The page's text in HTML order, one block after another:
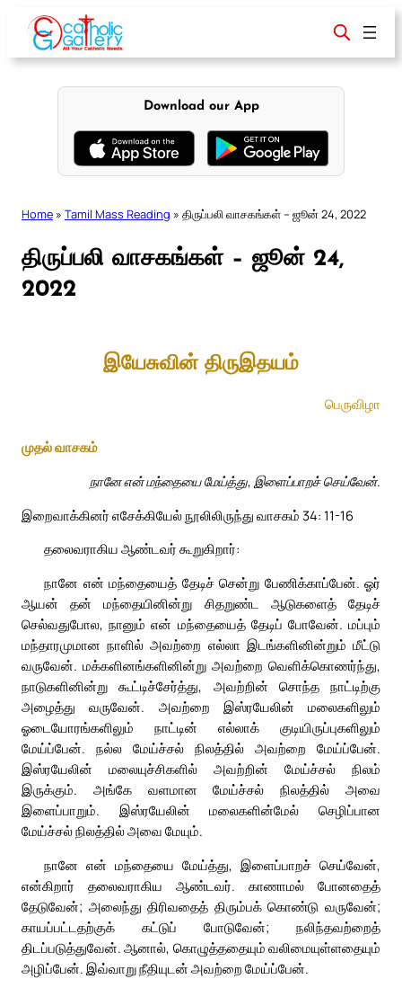
content
Download our App
Home » Tamil Mass Reading » திருப்பலி வாசகங்கள் – ஜூன் 24, 2022
திருப்பலி வாசகங்கள் – ஜூன் 24,
2022
இயேசுவின் திருஇதயம்
பெருவிழா
முதல் வாசகம்
நானே என் மந்தையை மேய்த்து, இளைப்பாறச் செய்வேன்.
இறைவாக்கினர் எசேக்கியேல் நூலிலிருந்து வாசகம் 34: 11-16
தலைவராகிய ஆண்டவர் கூறுகிறார்:
நானே என் மந்தையைத் தேடிச் சென்று பேணிக்காப்பேன். ஓர்
ஆயன் தன் மந்தையினின்று சிதறுண்ட ஆடுகளைத் தேடிச்
செல்வதுபோல, நானும் என் மந்தையைத் தேடிப் போவேன். மப்பும்
மந்தாரமுமான நாளில் அவற்றை எல்லா இடங்களினின்றும் மீட்டு
வருவேன். மக்களினங்களினின்று அவற்றை வெளிக்கொணர்ந்து,
நாடுகளினின்று கூட்டிச்சேர்த்து, அவற்றின் சொந்த நாட்டிற்கு
அழைத்து வருவேன். அவற்றை இஸ்ரயேலின் மலைகளிலும்
ஓடையோரங்களிலும் நாட்டின் எல்லாக் குடியிருப்புகளிலும்
மேய்ப்பேன். நல்ல மேய்ச்சல் நிலத்தில் அவற்றை மேய்ப்பேன்.
இஸ்ரயேலின் மலையுச்சிகளில் அவற்றின் மேய்ச்சல் நிலம்
இருக்கும். அங்கே வளமான மேய்ச்சல் நிலத்தில் அவை
இளைப்பாறும். இஸ்ரயேலின் மலைகளின்மேல் செழிப்பான
மேய்ச்சல் நிலத்தில் அவை மேயும்.
நானே என் மந்தையை மேய்த்து, இளைப்பாறச் செய்வேன்,
என்கிறார் தலைவராகிய ஆண்டவர். காணாமல் போனதைத்
தேடுவேன்; அலைந்து திரிவதைத் திரும்பக் கொண்டு வருவேன்;
காயப்பட்டதற்குக் கட்டுப் போடுவேன்; நலிந்தவற்றைத்
திடப்படுத்துவேன். ஆனால், கொழுத்ததையும் வலிமையுள்ளதையும்
அழிப்பேன். இவ்வாறு நீதியுடன் அவற்றை மேய்ப்பேன்.